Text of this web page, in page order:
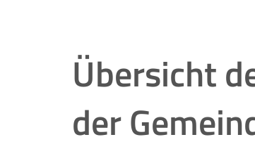
Übersicht
der